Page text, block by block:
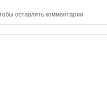
оставлять комментарии